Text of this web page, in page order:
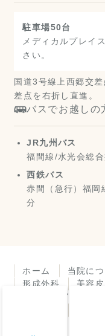
駐車場50台
メディカルプレイ
さい。
国道3号線上西郷交
差点を右折し直進。
バスでお越しの
JR九州バス
福間線/水光会総
西鉄バス
赤間（急行）福岡
分
ホーム 当院に
形成外科
美容
アクセスガイド